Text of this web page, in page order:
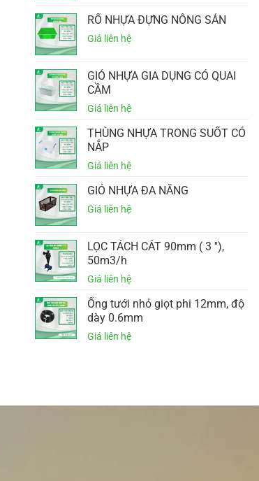
RỔ NHỰA ĐỰNG NÔNG SẢN
GIỎ NHỰA GIA DỤNG CÓ QUAI
CẦM
THÙNG NHỰA TRONG SUỐT CÓ
NẮP
GIỎ NHỰA ĐA NĂNG
LỌC TÁCH CÁT 90mm ( 3 ''),
50m3/h
Ống tưới nhỏ giọt phi 12mm, độ
dày 0.6mm